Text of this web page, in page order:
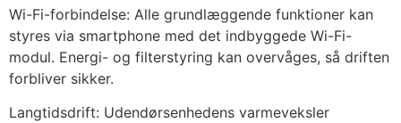
Wi-Fi-forbindelse: Alle grundlæggende funktioner kan
styres via smartphone med det indbyggede Wi-Fi-
modul. Energi- og filterstyring kan overvåges, så driften
forbliver sikker.
Langtidsdrift: Udendørsenhedens varmeveksler